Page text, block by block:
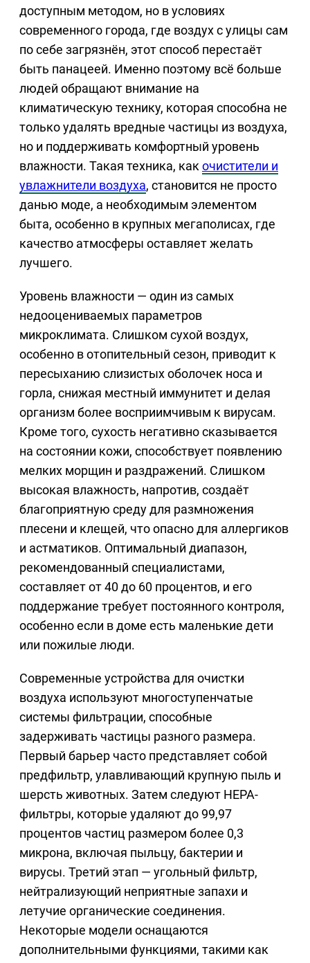
доступным методом, но в условиях
современного города, где воздух с улицы сам
по себе загрязнён, этот способ перестаёт
быть панацеей. Именно поэтому всё больше
людей обращают внимание на
климатическую технику, которая способна не
только удалять вредные частицы из воздуха,
но и поддерживать комфортный уровень
влажности. Такая техника, как очистители и
увлажнители воздуха, становится не просто
данью моде, а необходимым элементом
быта, особенно в крупных мегаполисах, где
качество атмосферы оставляет желать
лучшего.
Уровень влажности — один из самых
недооцениваемых параметров
микроклимата. Слишком сухой воздух,
особенно в отопительный сезон, приводит к
пересыханию слизистых оболочек носа и
горла, снижая местный иммунитет и делая
организм более восприимчивым к вирусам.
Кроме того, сухость негативно сказывается
на состоянии кожи, способствует появлению
мелких морщин и раздражений. Слишком
высокая влажность, напротив, создаёт
благоприятную среду для размножения
плесени и клещей, что опасно для аллергиков
и астматиков. Оптимальный диапазон,
рекомендованный специалистами,
составляет от 40 до 60 процентов, и его
поддержание требует постоянного контроля,
особенно если в доме есть маленькие дети
или пожилые люди.
Современные устройства для очистки
воздуха используют многоступенчатые
системы фильтрации, способные
задерживать частицы разного размера.
Первый барьер часто представляет собой
предфильтр, улавливающий крупную пыль и
шерсть животных. Затем следуют HEPA-
фильтры, которые удаляют до 99,97
процентов частиц размером более 0,3
микрона, включая пыльцу, бактерии и
вирусы. Третий этап — угольный фильтр,
нейтрализующий неприятные запахи и
летучие органические соединения.
Некоторые модели оснащаются
дополнительными функциями, такими как